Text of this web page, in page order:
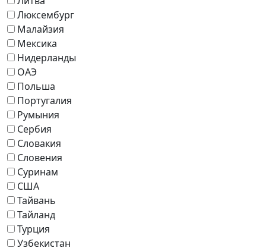
Люксембург
Малайзия
Мексика
Нидерланды
ОАЭ
Польша
Португалия
Румыния
Сербия
Словакия
Словения
Суринам
США
Тайвань
Тайланд
Турция
Узбекистан